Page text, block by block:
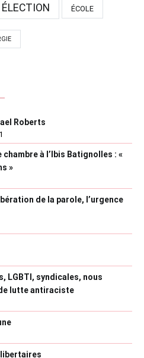
ÉLECTION ÉCOLE
Roberts
à l’Ibis Batignolles : «
»
de la parole, l’urgence
LGBTI, syndicales, nous
lutte antiraciste
libertaires